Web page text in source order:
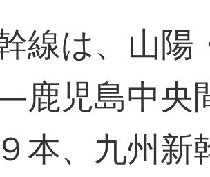
線は、山陽
鹿児島中央
本、九州